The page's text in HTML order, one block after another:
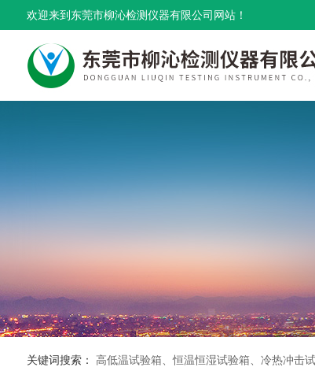
欢迎来到东莞市柳沁检测仪器有限公司网站！
关键词搜索： 高低温试验箱、恒温恒湿试验箱、冷热冲击试验箱